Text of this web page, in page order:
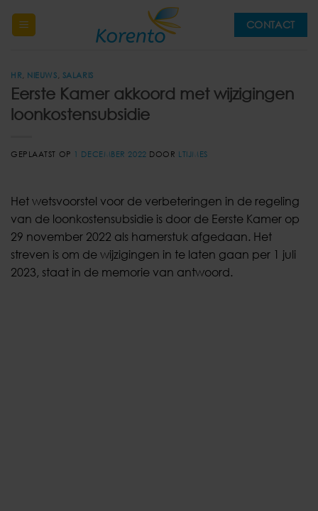
naar
CONTACT
HR NIEUWS SALARIS
Eerste Kamer akkoord met wijzigingen
loonkostensubsidie
GEPLAATST OP 1 DECEMBER 2022 DOOR LTIJMES
Het wetsvoorstel voor de verbeteringen in de regeling
van de loonkostensubsidie is door de Eerste Kamer op
29 november 2022 als hamerstuk afgedaan. Het
streven is om de wijzigingen in te laten gaan per 1 juli
2023, staat in de memorie van antwoord.